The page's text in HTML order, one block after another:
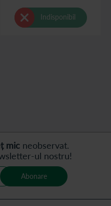
Indisponibil
mic neobservat.
ul nostru!
Abonare